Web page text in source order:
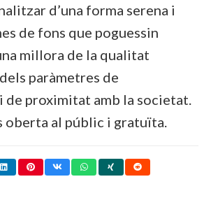
d’una forma serena i
de fons que poguessin
millora de la qualitat
paràmetres de
de proximitat amb la societat.
oberta al públic i gratuïta.